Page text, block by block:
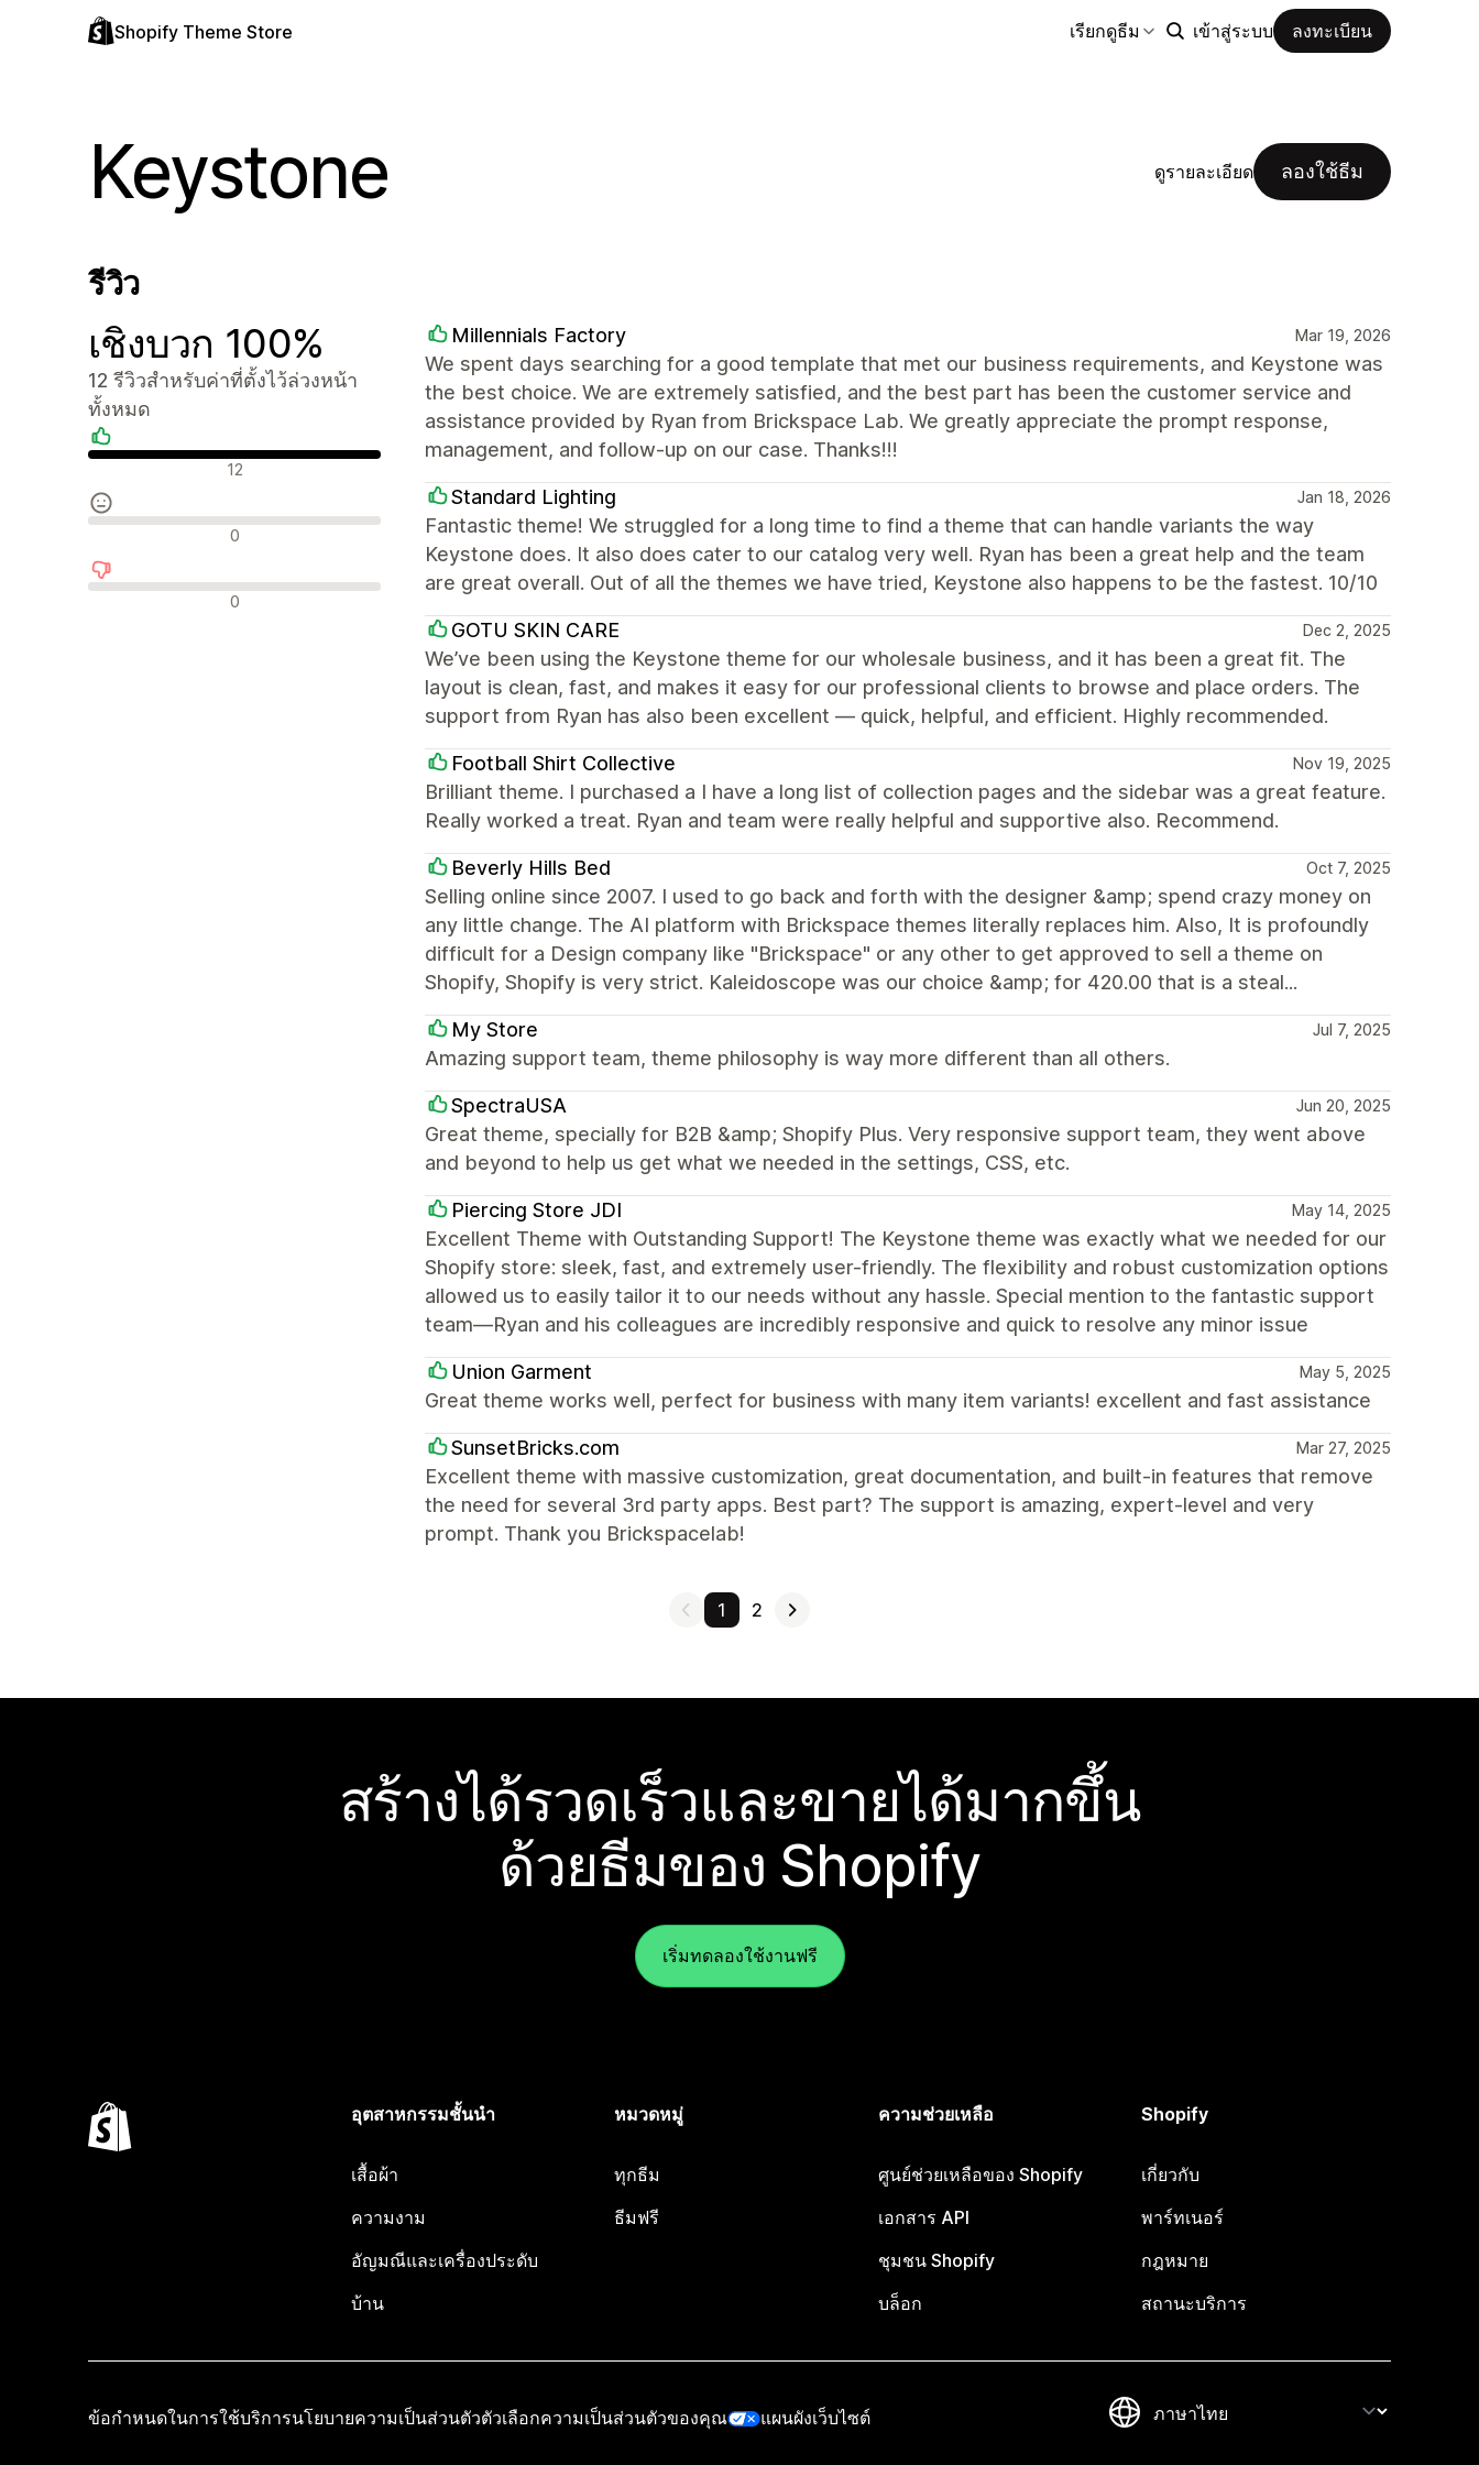
Shopify Theme Store เรียกดูธีม เข้าสู่ระบบ ลงทะเบียน
Keystone ดูรายละเอียด ลองใช้ธีม
รีวิว
เชิงบวก 100%
12 รีวิวสำหรับค่าที่ตั้งไว้ล่วงหน้า
ทั้งหมด
รีวิวเชิงบวก 12
รีวิวที่เป็นกลาง 0
รีวิวเชิงลบ 0
Millennials Factory Mar 19, 2026
We spent days searching for a good template that met our business requirements, and Keystone was
the best choice. We are extremely satisfied, and the best part has been the customer service and
assistance provided by Ryan from Brickspace Lab. We greatly appreciate the prompt response,
management, and follow-up on our case. Thanks!!!
Standard Lighting Jan 18, 2026
Fantastic theme! We struggled for a long time to find a theme that can handle variants the way
Keystone does. It also does cater to our catalog very well. Ryan has been a great help and the team
are great overall. Out of all the themes we have tried, Keystone also happens to be the fastest. 10/10
GOTU SKIN CARE Dec 2, 2025
We’ve been using the Keystone theme for our wholesale business, and it has been a great fit. The
layout is clean, fast, and makes it easy for our professional clients to browse and place orders. The
support from Ryan has also been excellent — quick, helpful, and efficient. Highly recommended.
Football Shirt Collective Nov 19, 2025
Brilliant theme. I purchased a I have a long list of collection pages and the sidebar was a great feature.
Really worked a treat. Ryan and team were really helpful and supportive also. Recommend.
Beverly Hills Bed Oct 7, 2025
Selling online since 2007. I used to go back and forth with the designer &amp; spend crazy money on
any little change. The AI platform with Brickspace themes literally replaces him. Also, It is profoundly
difficult for a Design company like "Brickspace" or any other to get approved to sell a theme on
Shopify, Shopify is very strict. Kaleidoscope was our choice &amp; for 420.00 that is a steal...
My Store Jul 7, 2025
Amazing support team, theme philosophy is way more different than all others.
SpectraUSA Jun 20, 2025
Great theme, specially for B2B &amp; Shopify Plus. Very responsive support team, they went above
and beyond to help us get what we needed in the settings, CSS, etc.
Piercing Store JDI May 14, 2025
Excellent Theme with Outstanding Support! The Keystone theme was exactly what we needed for our
Shopify store: sleek, fast, and extremely user-friendly. The flexibility and robust customization options
allowed us to easily tailor it to our needs without any hassle. Special mention to the fantastic support
team—Ryan and his colleagues are incredibly responsive and quick to resolve any minor issue
Union Garment May 5, 2025
Great theme works well, perfect for business with many item variants! excellent and fast assistance
SunsetBricks.com Mar 27, 2025
Excellent theme with massive customization, great documentation, and built-in features that remove
the need for several 3rd party apps. Best part? The support is amazing, expert-level and very
prompt. Thank you Brickspacelab!
1 2
สร้างได้รวดเร็วและขายได้มากขึ้น
ด้วยธีมของ Shopify
เริ่มทดลองใช้งานฟรี
อุตสาหกรรมชั้นนำ
เสื้อผ้า
ความงาม
อัญมณีและเครื่องประดับ
บ้าน
หมวดหมู่
ทุกธีม
ธีมฟรี
ความช่วยเหลือ
ศูนย์ช่วยเหลือของ Shopify
เอกสาร API
ชุมชน Shopify
บล็อก
Shopify
เกี่ยวกับ
พาร์ทเนอร์
กฎหมาย
สถานะบริการ
ข้อกำหนดในการใช้บริการนโยบายความเป็นส่วนตัวตัวเลือกความเป็นส่วนตัวของคุณ แผนผังเว็บไซต์